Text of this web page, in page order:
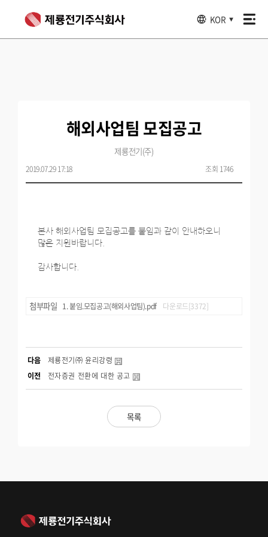
KOR ▼
해외사업팀 모집공고
제룡전기(주)
2019.07.29 17:18 조회 1746
본사 해외사업팀 모집공고를 붙임과 같이 안내하오니
많은 지원바랍니다.
감사합니다.
첨부파일 붙임.모집공고(해외사업팀).pdf 다운로드[3372]
목록
다음
제룡전기㈜ 윤리강령
이전 전자증권 전환에 대한 공고